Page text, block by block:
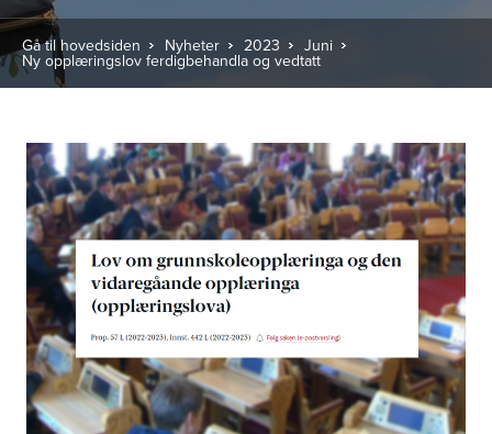
Gå til hovedsiden Nyheter 2023 Juni
Ny opplæringslov ferdigbehandla og vedtatt